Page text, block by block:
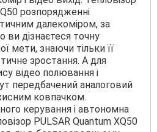
розпорядженні
далекоміром, за
дізнаєтеся точну
мети, знаючи тільки її
зростання. А для
відео полювання і
передбачений аналоговий
ковпачком.
керування і автономна
PULSAR Quantum XQ50